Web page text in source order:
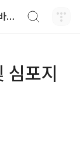
All about Biotechnology, 바이오텍의 모든 것
심포지